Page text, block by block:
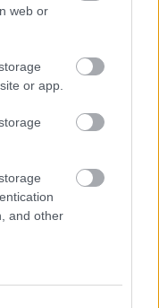
web or
or app.
and other
dans le complexe